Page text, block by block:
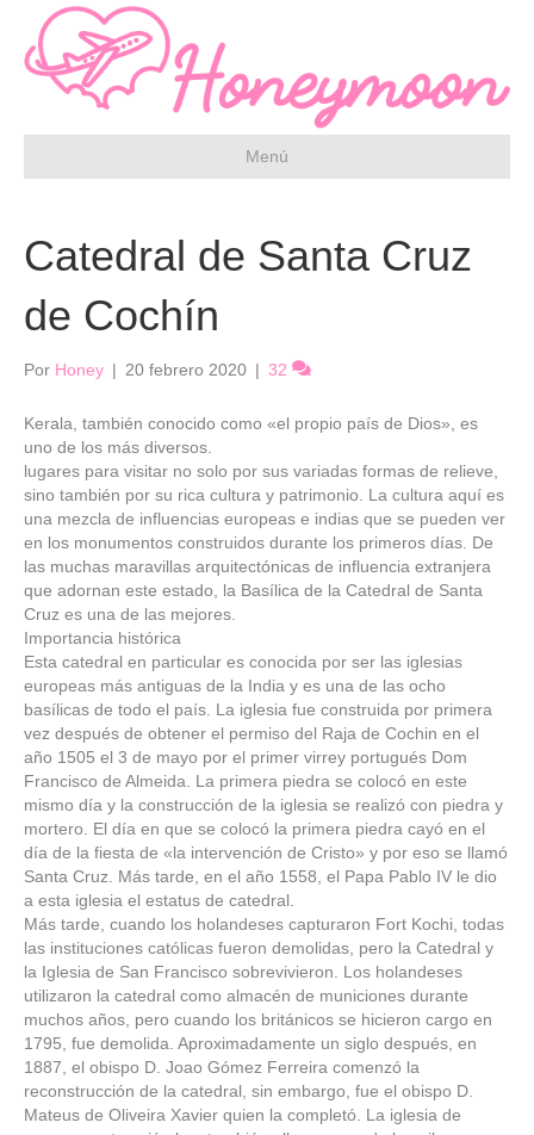
Menú
Catedral de Santa Cruz
de Cochín
Por Honey | 20 febrero 2020 | 32
Kerala, también conocido como «el propio país de Dios», es
uno de los más diversos.
lugares para visitar no solo por sus variadas formas de relieve,
sino también por su rica cultura y patrimonio. La cultura aquí es
una mezcla de influencias europeas e indias que se pueden ver
en los monumentos construidos durante los primeros días. De
las muchas maravillas arquitectónicas de influencia extranjera
que adornan este estado, la Basílica de la Catedral de Santa
Cruz es una de las mejores.
Importancia histórica
Esta catedral en particular es conocida por ser las iglesias
europeas más antiguas de la India y es una de las ocho
basílicas de todo el país. La iglesia fue construida por primera
vez después de obtener el permiso del Raja de Cochin en el
año 1505 el 3 de mayo por el primer virrey portugués Dom
Francisco de Almeida. La primera piedra se colocó en este
mismo día y la construcción de la iglesia se realizó con piedra y
mortero. El día en que se colocó la primera piedra cayó en el
día de la fiesta de «la intervención de Cristo» y por eso se llamó
Santa Cruz. Más tarde, en el año 1558, el Papa Pablo IV le dio
a esta iglesia el estatus de catedral.
Más tarde, cuando los holandeses capturaron Fort Kochi, todas
las instituciones católicas fueron demolidas, pero la Catedral y
la Iglesia de San Francisco sobrevivieron. Los holandeses
utilizaron la catedral como almacén de municiones durante
muchos años, pero cuando los británicos se hicieron cargo en
1795, fue demolida. Aproximadamente un siglo después, en
1887, el obispo D. Joao Gómez Ferreira comenzó la
reconstrucción de la catedral, sin embargo, fue el obispo D.
Mateus de Oliveira Xavier quien la completó. La iglesia de